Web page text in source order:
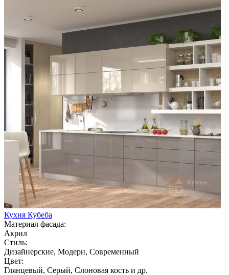
Кухня Кубеба
Материал фасада:
Акрил
Стиль:
Дизайнерские, Модерн, Современный
Цвет:
Глянцевый, Серый, Слоновая кость и др.